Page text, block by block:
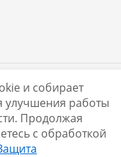
и собирает
улучшения работы
Продолжая
с обработкой